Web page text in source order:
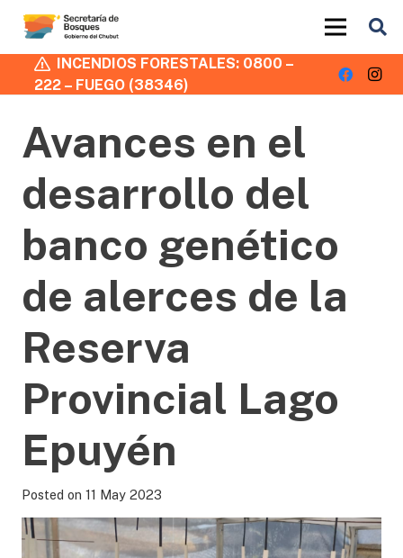
INCENDIOS FORESTALES: 0800 –
222 – FUEGO (38346)
Avances en el
desarrollo del
banco genético
de alerces de la
Reserva
Provincial Lago
Epuyén
Posted on 11 May 2023